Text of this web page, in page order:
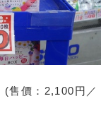
(售價：2,100円／